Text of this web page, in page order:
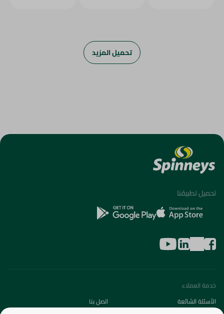
تحميل المزيد
تحميل تطبيقنا
خدمة العملاء
الأسئلة الشائعة
اتصل بنا